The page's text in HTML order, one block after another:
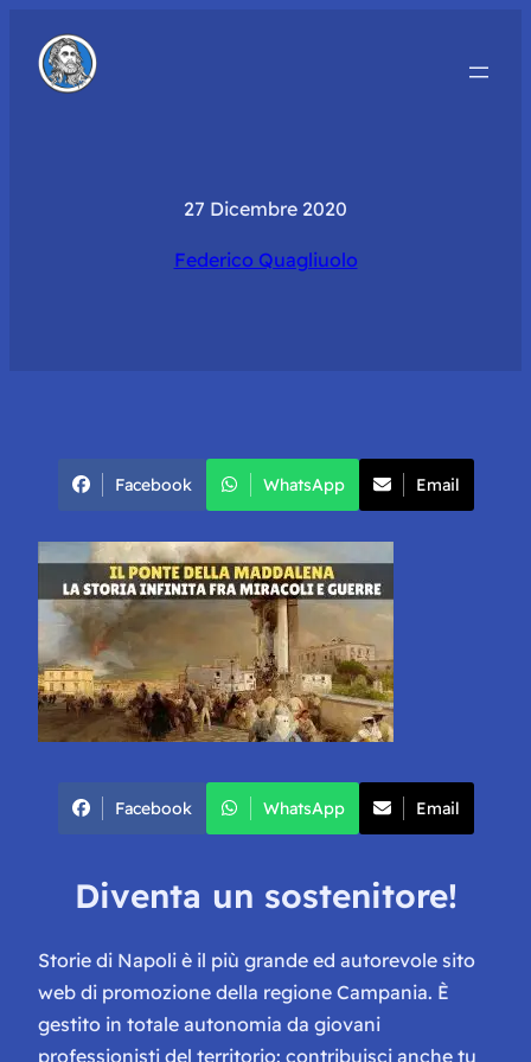
27 Dicembre 2020
Federico Quagliuolo
Facebook WhatsApp Email
Facebook WhatsApp Email
Diventa un sostenitore!
Storie di Napoli è il più grande ed autorevole sito
web di promozione della regione Campania. È
gestito in totale autonomia da giovani
professionisti del territorio: contribuisci anche tu